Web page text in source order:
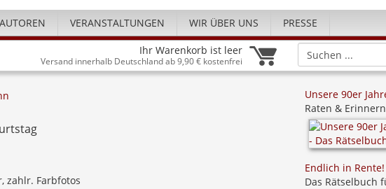
AUTOREN VERANSTALTUNGEN WIR ÜBER UNS PRESSE
Ihr Warenkorb ist leer
Versand innerhalb Deutschland ab 9,90 € kostenfrei
zahlr. Farbfotos
Unsere 90er
Raten & Erinnern
Endlich in Rente!
Das Rätselbuch